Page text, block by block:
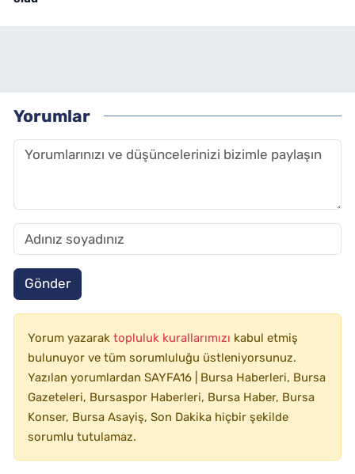
Yorumlar
Gönder
Yorum yazarak topluluk kurallarımızı kabul etmiş
bulunuyor ve tüm sorumluluğu üstleniyorsunuz.
Yazılan yorumlardan SAYFA16 | Bursa Haberleri, Bursa
Gazeteleri, Bursaspor Haberleri, Bursa Haber, Bursa
Konser, Bursa Asayiş, Son Dakika hiçbir şekilde
sorumlu tutulamaz.